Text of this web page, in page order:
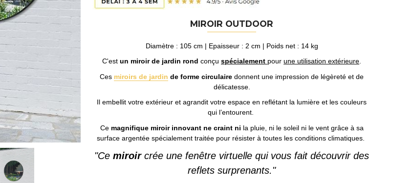
MIROIR OUTDOOR
Diamètre : 105 cm | Epaisseur : 2 cm | Poids net : 14 kg
C'estun miroir de jardin rondconçuspécialement pourune utilisation extérieure
Ces miroirs de jardin de forme circulairedonnent une impression de légèreté et de
délicatesse.
Il embellit votre extérieur et agrandit votre espace en reflétant la lumière et les couleurs
qui l’entourent.
Cemagnifique miroir innovant ne craint ni la pluie, ni le soleil ni le vent grâce à sa
surface argentée spécialement traitée pour résister à toutes les conditions climatiques.
"Cemiroircrée une fenêtre virtuelle qui vous fait découvrir des
reflets surprenants."